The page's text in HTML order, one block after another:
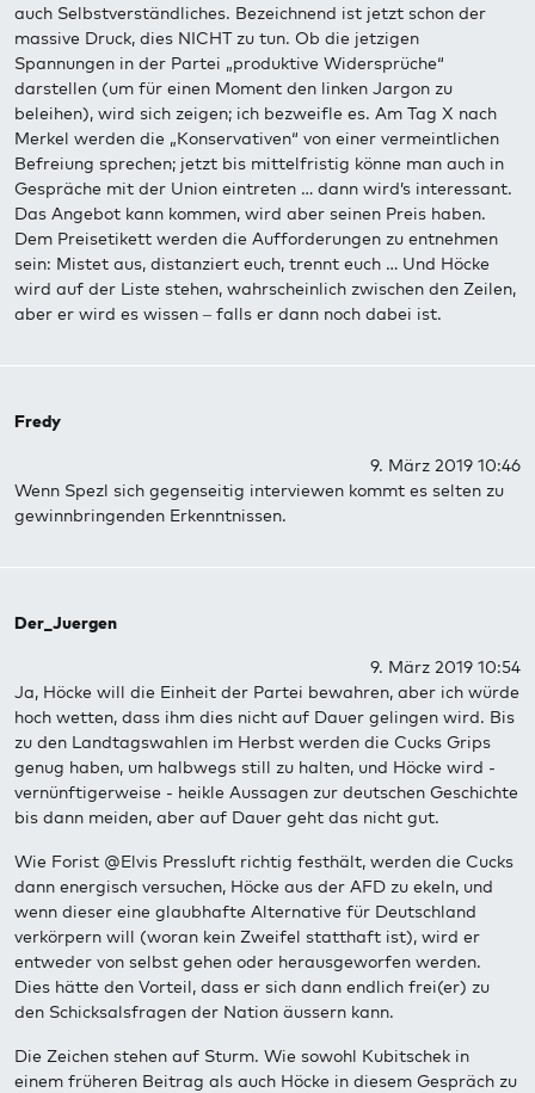
auch Selbstverständliches. Bezeichnend ist jetzt schon der
massive Druck, dies NICHT zu tun. Ob die jetzigen
Spannungen in der Partei „produktive Widersprüche“
darstellen (um für einen Moment den linken Jargon zu
beleihen), wird sich zeigen; ich bezweifle es. Am Tag X nach
Merkel werden die „Konservativen“ von einer vermeintlichen
Befreiung sprechen; jetzt bis mittelfristig könne man auch in
Gespräche mit der Union eintreten … dann wird’s interessant.
Das Angebot kann kommen, wird aber seinen Preis haben.
Dem Preisetikett werden die Aufforderungen zu entnehmen
sein: Mistet aus, distanziert euch, trennt euch … Und Höcke
wird auf der Liste stehen, wahrscheinlich zwischen den Zeilen,
aber er wird es wissen – falls er dann noch dabei ist.
Fredy
9. März 2019 10:46
Wenn Spezl sich gegenseitig interviewen kommt es selten zu
gewinnbringenden Erkenntnissen.
Der_Juergen
9. März 2019 10:54
Ja, Höcke will die Einheit der Partei bewahren, aber ich würde
hoch wetten, dass ihm dies nicht auf Dauer gelingen wird. Bis
zu den Landtagswahlen im Herbst werden die Cucks Grips
genug haben, um halbwegs still zu halten, und Höcke wird -
vernünftigerweise - heikle Aussagen zur deutschen Geschichte
bis dann meiden, aber auf Dauer geht das nicht gut.
Wie Forist @Elvis Pressluft richtig festhält, werden die Cucks
dann energisch versuchen, Höcke aus der AFD zu ekeln, und
wenn dieser eine glaubhafte Alternative für Deutschland
verkörpern will (woran kein Zweifel statthaft ist), wird er
entweder von selbst gehen oder herausgeworfen werden.
Dies hätte den Vorteil, dass er sich dann endlich frei(er) zu
den Schicksalsfragen der Nation äussern kann.
Die Zeichen stehen auf Sturm. Wie sowohl Kubitschek in
einem früheren Beitrag als auch Höcke in diesem Gespräch zu